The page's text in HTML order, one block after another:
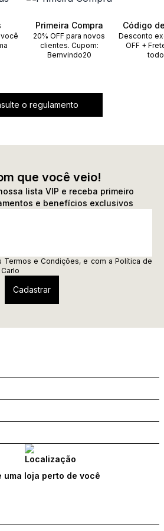
Primeira Compra
20% OFF para novos
clientes. Cupom:
Bemvindo20
Código
Desconto
OFF +
o regulamento
que você veio!
lista VIP e receba primeiro
e benefícios exclusivos
Termos e Condições, e com a Política de
uma loja perto de você